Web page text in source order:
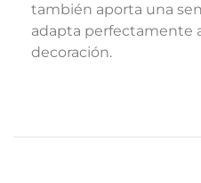
también aporta una
adapta perfectamente
decoración.